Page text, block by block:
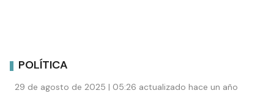
POLÍTICA
29 de agosto de 2025 | 05:26 actualizado hace un año